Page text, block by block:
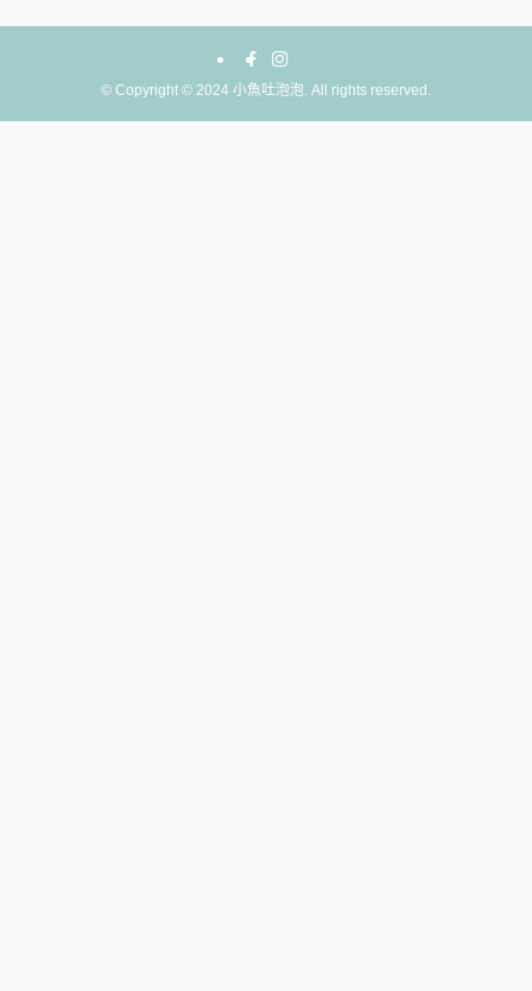
© Copyright © 2024 小魚吐泡泡. All rights reserved.